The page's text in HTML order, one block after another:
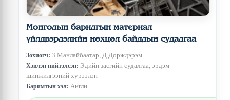
Монголын барилгын материал
үйлдвэрлэлийн нөхцөл байдлын судалгаа
Зохиогч: З.Манлайбаатар, Д.Дорждэрэм
Хэвлэн нийтэлсэн: Эдийн засгийн судалгаа, эрдэм
шинжилгээний хүрээлэн
Баримтын хэл: Англи